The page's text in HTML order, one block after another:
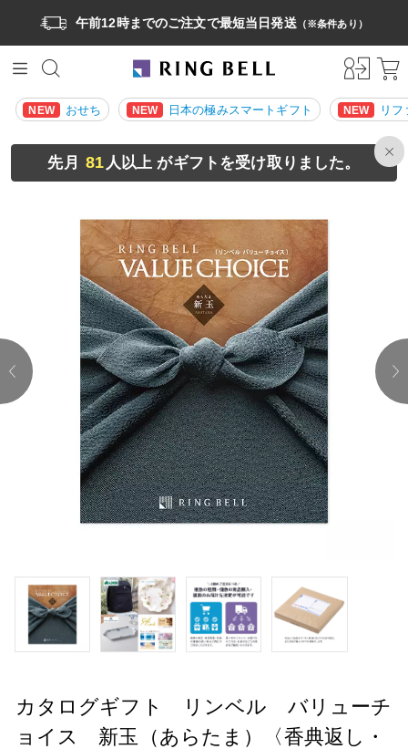
午前12時までのご注文で最短当日発送（※条件あり）
NEW おせち NEW 日本の極みスマートギフト NEW リ
先月 81 人以上 がギフトを受け取りました。
prev
カタログギフト リンベル バリューチ
ョイス 新玉（あらたま）〈香典返し・